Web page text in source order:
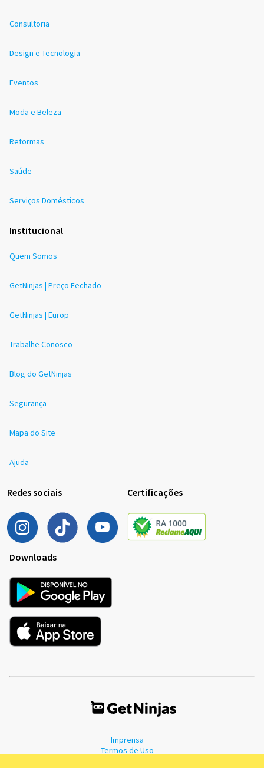
Consultoria
Design e Tecnologia
Eventos
Moda e Beleza
Reformas
Saúde
Serviços Domésticos
Institucional
Quem Somos
GetNinjas | Preço Fechado
GetNinjas | Europ
Trabalhe Conosco
Blog do GetNinjas
Segurança
Mapa do Site
Ajuda
Redes sociais Certificações
Downloads
Imprensa
Termos de Uso